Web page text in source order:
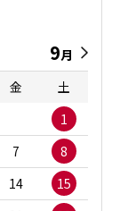
9月
金
土
1
7
8
14
15